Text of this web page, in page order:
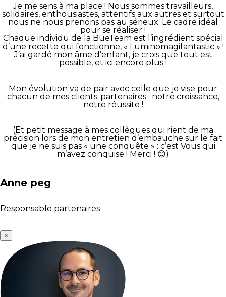
Je me sens à ma place ! Nous sommes travailleurs,
solidaires, enthousiastes, attentifs aux autres et surtout
nous ne nous prenons pas au sérieux. Le cadre idéal
pour se réaliser !
Chaque individu de la BueTeam est l’ingrédient spécial
d’une recette qui fonctionne, « Luminomagifantastic » !
J’ai gardé mon âme d’enfant, je crois que tout est
possible, et ici encore plus !
Mon évolution va de pair avec celle que je vise pour
chacun de mes clients-partenaires : notre croissance,
notre réussite !
(Et petit message à mes collègues qui rient de ma
précision lors de mon entretien d’embauche sur le fait
que je ne suis pas « une conquête » : c’est Vous qui
m’avez conquise ! Merci ! 😊)
Anne peg
Responsable partenaires
×